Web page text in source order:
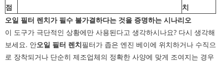
점
치
오일 필터 렌치가 필수 불가결하다는 것을 증명하는 시나리오
이 도구가 극단적인 상황에만 사용된다고 생각하시나요? 다시 생각해
보세요. 안오일 필터 렌치필터가 좁은 엔진 베이에 위치하거나 수직으
로 장착되거나 단순히 제조업체의 정확한 사양에 맞게 조여지는 경우